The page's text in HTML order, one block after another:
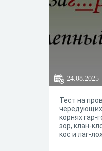
24.08.2025
Тест на
корнях гар-
зор, клан-
кос и лаг-